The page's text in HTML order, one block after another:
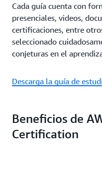
Cada guía cuenta con
presenciales, videos,
certificaciones, entre
seleccionado
conjeturas en el
Descarga la guía de
Beneficios de
Certification